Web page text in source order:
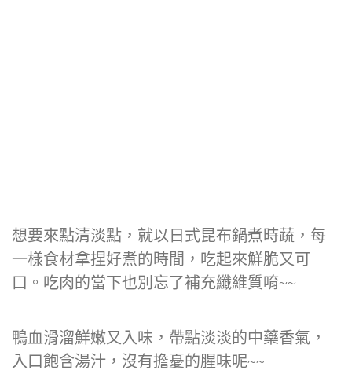
想要來點清淡點，就以日式昆布鍋煮時蔬，每
一樣食材拿捏好煮的時間，吃起來鮮脆又可
口。吃肉的當下也別忘了補充纖維質唷~~
鴨血滑溜鮮嫩又入味，帶點淡淡的中藥香氣，
入口飽含湯汁，沒有擔憂的腥味呢~~